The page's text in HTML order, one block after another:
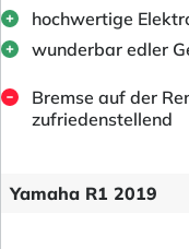
hochwertige
wunderbar edler
Bremse auf der
zufriedenstellend
Yamaha R1 2019